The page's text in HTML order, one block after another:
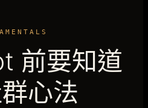
前要知道
心法